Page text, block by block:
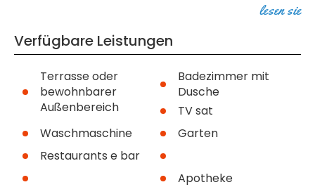
lesen sie
Verfügbare Leistungen
Terrasse oder
bewohnbarer
Außenbereich
Badezimmer mit
Dusche
TV sat
Waschmaschine
Garten
Restaurants e bar
Apotheke